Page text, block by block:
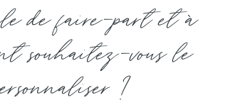
de faire-part et à
souhaitez-vous le
?